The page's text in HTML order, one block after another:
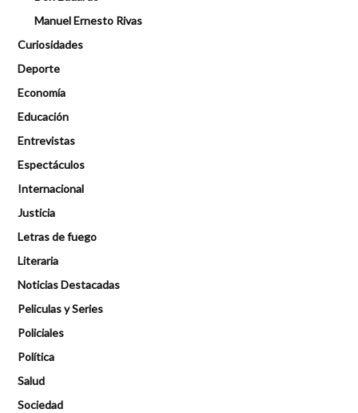
Manuel Ernesto Rivas
Curiosidades
Deporte
Economía
Educación
Entrevistas
Espectáculos
Internacional
Justicia
Letras de fuego
Literaria
Noticias Destacadas
Peliculas y Series
Policiales
Política
Salud
Sociedad